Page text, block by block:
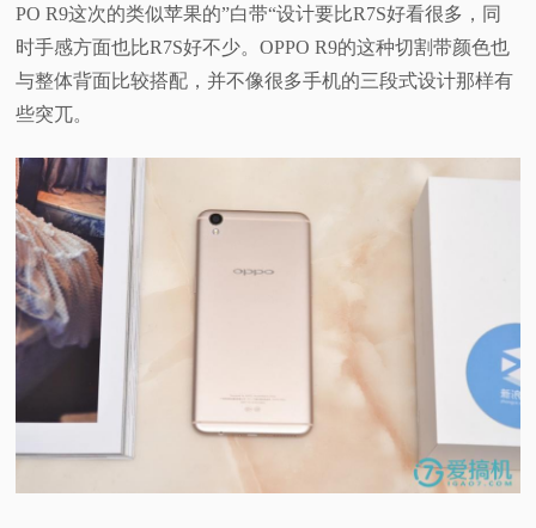
PO R9这次的类似苹果的”白带“设计要比R7S好看很多，同
时手感方面也比R7S好不少。OPPO R9的这种切割带颜色也
与整体背面比较搭配，并不像很多手机的三段式设计那样有
些突兀。